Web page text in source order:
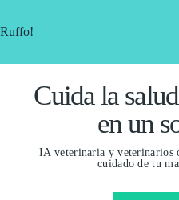
Ruffo!
Cuida la
en un
IA veterinaria y veterinarios
cuidado de tu